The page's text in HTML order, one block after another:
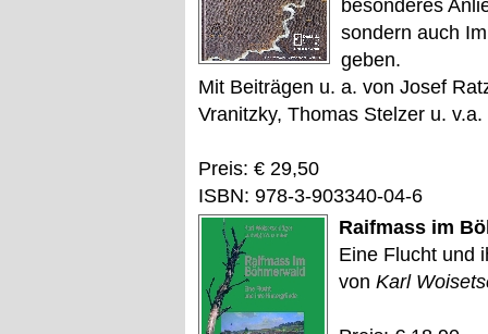
besonderes
sondern auch
geben.
Mit Beiträgen u. a. von Josef
Vranitzky, Thomas Stelzer u. v.a.
Preis: € 29,50
ISBN: 978-3-903340-04-6
Raifmass im
Eine Flucht und
von Karl